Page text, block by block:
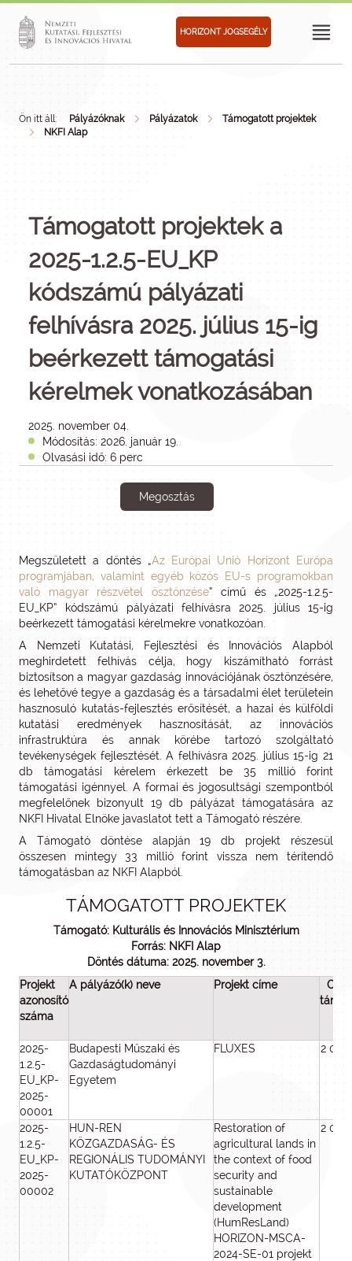
HORIZONT JOGSEGÉLY
Ön itt áll: Pályázóknak Pályázatok
Támogatott projektek
NKFI Alap
Támogatott projektek a
2025-1.2.5-EU_KP
kódszámú pályázati
felhívásra 2025. július 15-ig
beérkezett támogatási
kérelmek vonatkozásában
2025. november 04.
Módosítás: 2026. január 19.
Olvasási idő: 6 perc
Megosztás
Megszületett a döntés „Az Európai Unió Horizont Európa
programjában, valamint egyéb közös EU-s programokban
való magyar részvétel ösztönzése” című és „2025-1.2.5-
EU_KP” kódszámú pályázati felhívásra 2025. július 15-ig
beérkezett támogatási kérelmekre vonatkozóan.
A Nemzeti Kutatási, Fejlesztési és Innovációs Alapból
meghirdetett felhívás célja, hogy kiszámítható forrást
biztosítson a magyar gazdaság innovációjának ösztönzésére,
és lehetővé tegye a gazdaság és a társadalmi élet területein
hasznosuló kutatás-fejlesztés erősítését, a hazai és külföldi
kutatási eredmények hasznosítását, az innovációs
infrastruktúra és annak körébe tartozó szolgáltató
tevékenységek fejlesztését. A felhívásra 2025. július 15-ig 21
db támogatási kérelem érkezett be 35 millió forint
támogatási igénnyel. A formai és jogosultsági szempontból
megfelelőnek bizonyult 19 db pályázat támogatására az
NKFI Hivatal Elnöke javaslatot tett a Támogató részére.
A Támogató döntése alapján 19 db projekt részesül
összesen mintegy 33 millió forint vissza nem térítendő
támogatásban az NKFI Alapból.
TÁMOGATOTT PROJEKTEK
Támogató: Kulturális és Innovációs Minisztérium
Forrás: NKFI Alap
Döntés dátuma: 2025. november 3.
Projekt
azonosító
száma
A pályázó(k) neve Projekt címe
2025-
1.2.5-
EU_KP-
2025-
00001
Budapesti Műszaki és
Gazdaságtudományi
Egyetem
FLUXES 2
2025-
1.2.5-
EU_KP-
2025-
00002
HUN-REN
KÖZGAZDASÁG- ÉS
REGIONÁLIS TUDOMÁNYI
KUTATÓKÖZPONT
Restoration of
agricultural lands in
the context of food
security and
sustainable
development
(HumResLand)
HORIZON-MSCA-
2024-SE-01 projekt
2